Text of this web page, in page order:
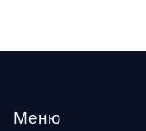
Меню